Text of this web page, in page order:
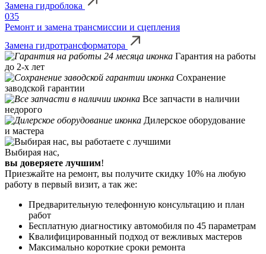
Замена гидроблока
035
Ремонт и замена трансмиссии и сцепления
Замена гидротрансформатора
Гарантия на работы
до 2-х лет
Сохранение
заводской гарантии
Все запчасти в наличии
недорого
Дилерское оборудование
и мастера
Выбирая нас,
вы доверяете лучшим!
Приезжайте на ремонт, вы получите скидку 10% на любую
работу в первый визит, а так же:
Предварительную телефонную консультацию и план
работ
Бесплатную диагностику автомобиля по 45 параметрам
Квалифицированный подход от вежливых мастеров
Максимально короткие сроки ремонта